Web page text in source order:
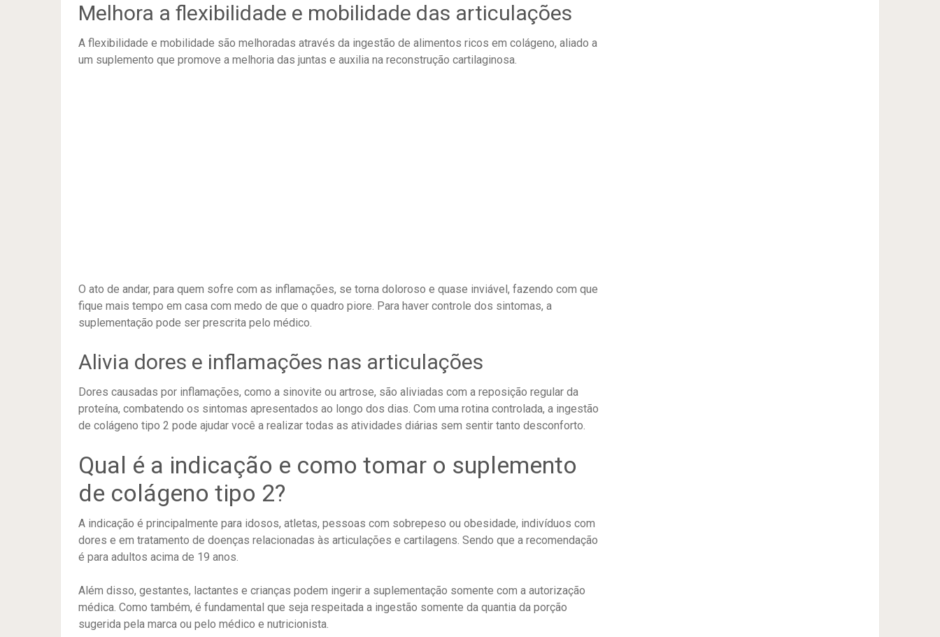
Melhora a flexibilidade e mobilidade das articulações
A flexibilidade e mobilidade são melhoradas através da ingestão de alimentos ricos em colágeno, aliado a
um suplemento que promove a melhoria das juntas e auxilia na reconstrução cartilaginosa.
O ato de andar, para quem sofre com as inflamações, se torna doloroso e quase inviável, fazendo com que
fique mais tempo em casa com medo de que o quadro piore. Para haver controle dos sintomas, a
suplementação pode ser prescrita pelo médico.
Alivia dores e inflamações nas articulações
Dores causadas por inflamações, como a sinovite ou artrose, são aliviadas com a reposição regular da
proteína, combatendo os sintomas apresentados ao longo dos dias. Com uma rotina controlada, a ingestão
de colágeno tipo 2 pode ajudar você a realizar todas as atividades diárias sem sentir tanto desconforto.
Qual é a indicação e como tomar o suplemento
de colágeno tipo 2?
A indicação é principalmente para idosos, atletas, pessoas com sobrepeso ou obesidade, indivíduos com
dores e em tratamento de doenças relacionadas às articulações e cartilagens. Sendo que a recomendação
é para adultos acima de 19 anos.
Além disso, gestantes, lactantes e crianças podem ingerir a suplementação somente com a autorização
médica. Como também, é fundamental que seja respeitada a ingestão somente da quantia da porção
sugerida pela marca ou pelo médico e nutricionista.